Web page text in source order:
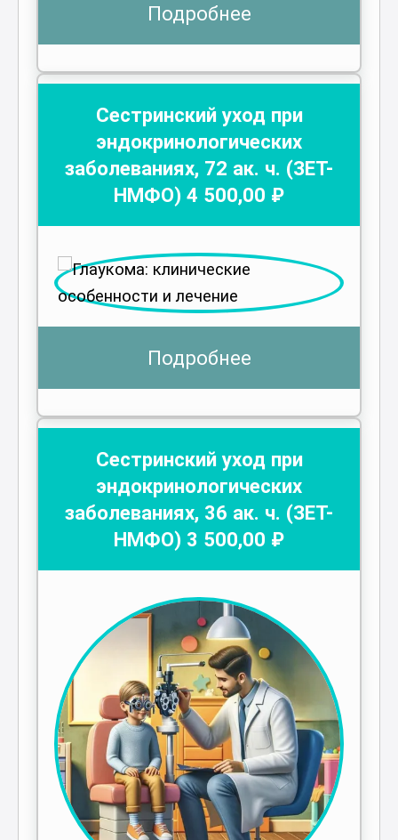
Подробнее
Сестринский уход при
эндокринологических
заболеваниях, 72 ак. ч. (ЗЕТ-
НМФО) 4 500,00 ₽
Подробнее
Сестринский уход при
эндокринологических
заболеваниях, 36 ак. ч. (ЗЕТ-
НМФО) 3 500,00 ₽